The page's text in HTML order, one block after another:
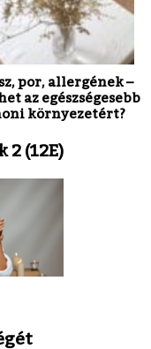
por, allergének –
az egészségesebb
környezetért?
(12E)